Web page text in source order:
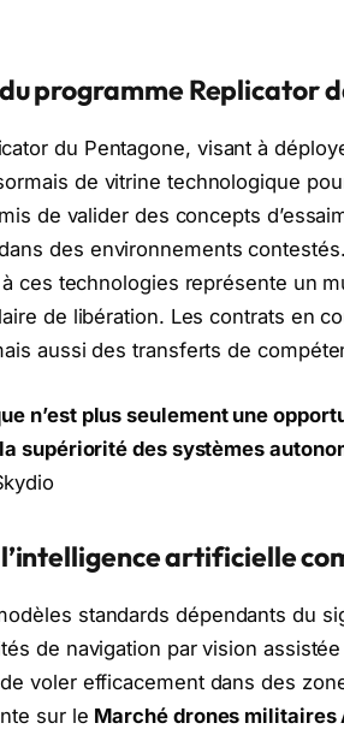
programme Replicator
du Pentagone, visant à
de vitrine technologique
de valider des concepts
des environnements
à ces technologies représente un
de libération. Les contrats en
aussi des transferts de
n’est plus seulement une
supériorité des systèmes
l’intelligence artificielle
standards dépendants du
de navigation par vision
voler efficacement dans des
sur le Marché drones militaires